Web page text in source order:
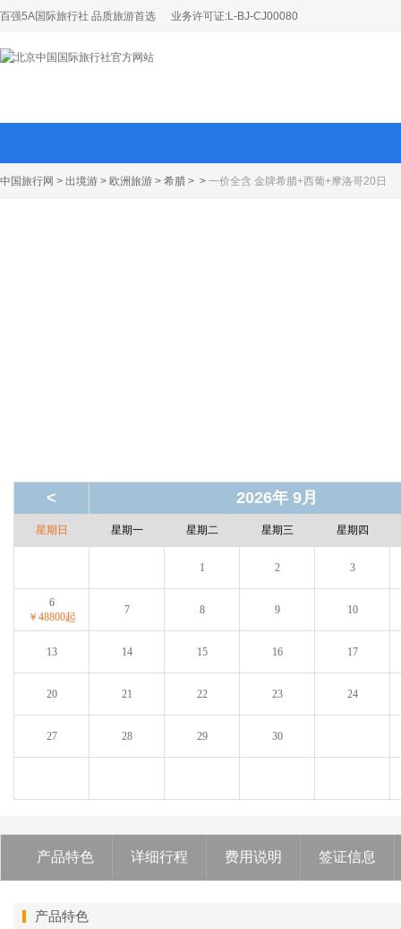
百强5A国际旅行社 品质旅游首选 业务许可证:L-BJ-CJ00080
中国旅行网 > 出境游 > 欧洲旅游 > 希腊 > > 一价全含 金牌希腊+西葡+摩洛哥20日
< 2026年 9月
星期日 星期一 星期二 星期三 星期四
1 2 3
6
￥48800起
7 8 9 10
13 14 15 16 17
20 21 22 23 24
27 28 29 30
产品特色 详细行程 费用说明 签证信息
产品特色